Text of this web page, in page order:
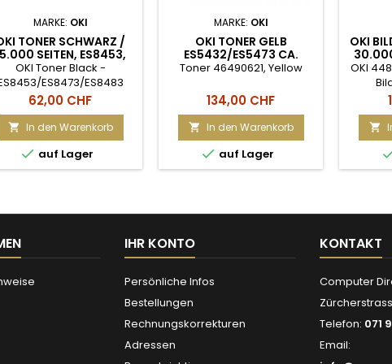
MARKE: OKI
TONER SCHWARZ /
SEITEN, ES8453,
ES8473, ES8483 MFP
OKI Toner Black -
ES8473/ES8483
Preis
62,00 CHF
 In den Warenkorb
 auf Lager
MARKE: OKI
OKI TONER GELB
ES5432/ES5473 CA.
6.000 SEITEN
Toner 46490621, Yellow
Preis
134,00 CHF
 In den Warenkorb
 auf Lager
OKI
OKI
OKI

IHR KONTO
Persönliche Infos
Bestellungen
Rechnungskorrekturen
Adressen
KONTAKT
Computer
Telefon: 071
Email: